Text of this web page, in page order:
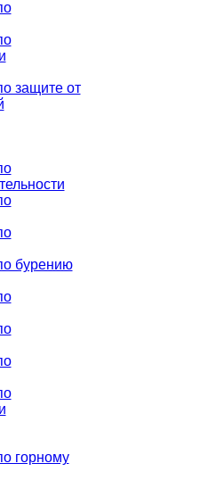
защите от
бурению
горному